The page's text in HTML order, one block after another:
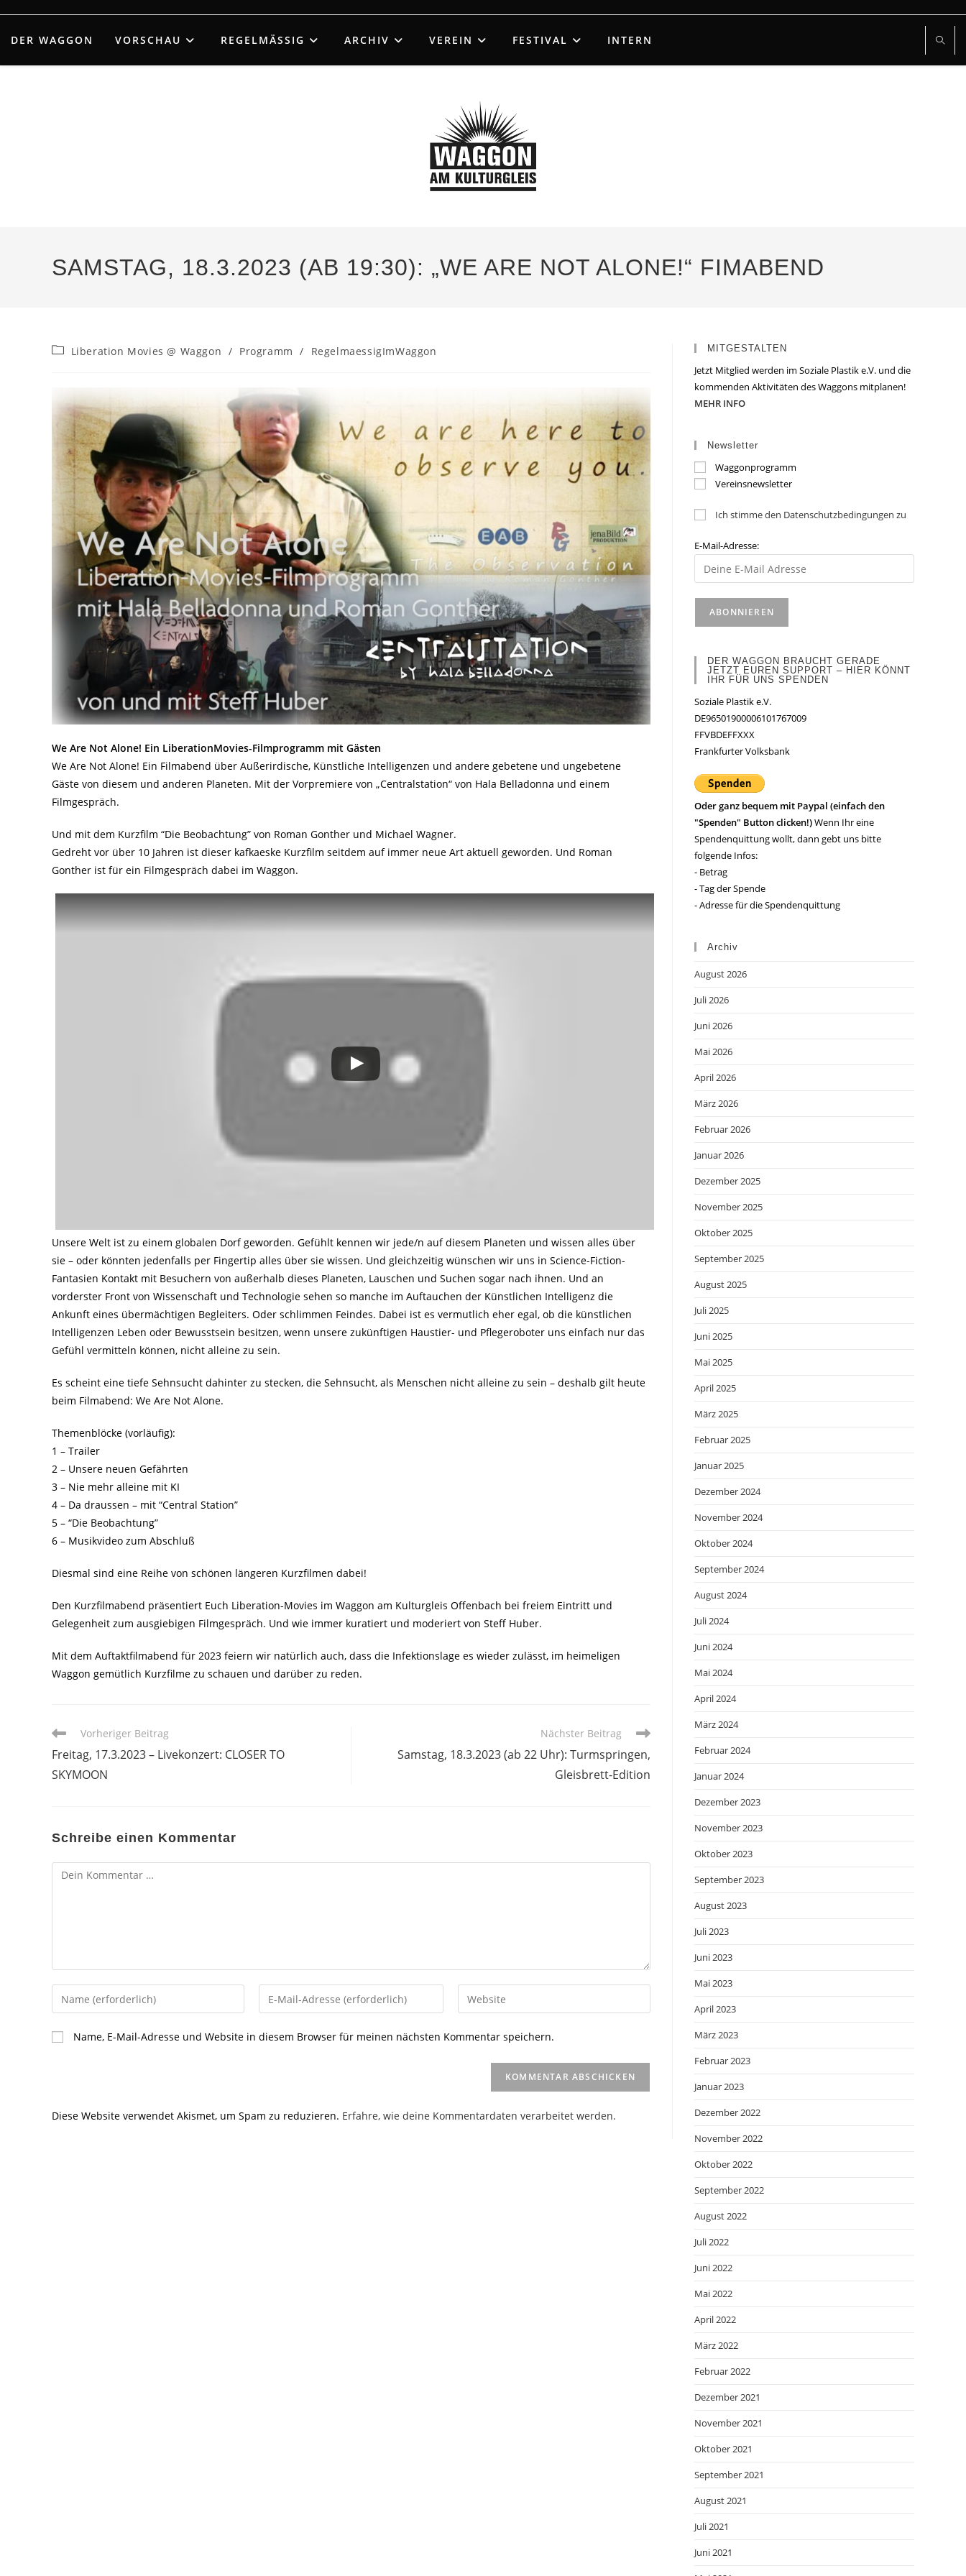
springen
DER WAGGON VORSCHAU REGELMÄSSIG ARCHIV VEREIN FESTIVAL INTERN
SAMSTAG, 18.3.2023 (AB 19:30): „WE ARE NOT ALONE!“ FIMABEND
Beitrags-
Liberation Movies @ Waggon / Programm / RegelmaessigImWaggon
We Are Not Alone! Ein LiberationMovies-Filmprogramm mit Gästen
We Are Not Alone! Ein Filmabend über Außerirdische, Künstliche Intelligenzen und andere gebetene und ungebetene
Gäste von diesem und anderen Planeten. Mit der Vorpremiere von „Centralstation“ von Hala Belladonna und einem
Filmgespräch.
Und mit dem Kurzfilm “Die Beobachtung” von Roman Gonther und Michael Wagner.
Gedreht vor über 10 Jahren ist dieser kafkaeske Kurzfilm seitdem auf immer neue Art aktuell geworden. Und Roman
Gonther ist für ein Filmgespräch dabei im Waggon.
Unsere Welt ist zu einem globalen Dorf geworden. Gefühlt kennen wir jede/n auf diesem Planeten und wissen alles über
sie – oder könnten jedenfalls per Fingertip alles über sie wissen. Und gleichzeitig wünschen wir uns in Science-Fiction-
Fantasien Kontakt mit Besuchern von außerhalb dieses Planeten, Lauschen und Suchen sogar nach ihnen. Und an
vorderster Front von Wissenschaft und Technologie sehen so manche im Auftauchen der Künstlichen Intelligenz die
Ankunft eines übermächtigen Begleiters. Oder schlimmen Feindes. Dabei ist es vermutlich eher egal, ob die künstlichen
Intelligenzen Leben oder Bewusstsein besitzen, wenn unsere zukünftigen Haustier- und Pflegeroboter uns einfach nur das
Gefühl vermitteln können, nicht alleine zu sein.
Es scheint eine tiefe Sehnsucht dahinter zu stecken, die Sehnsucht, als Menschen nicht alleine zu sein – deshalb gilt heute
beim Filmabend: We Are Not Alone.
Themenblöcke (vorläufig):
1 – Trailer
2 – Unsere neuen Gefährten
3 – Nie mehr alleine mit KI
4 – Da draussen – mit “Central Station”
5 – “Die Beobachtung”
6 – Musikvideo zum Abschluß
Diesmal sind eine Reihe von schönen längeren Kurzfilmen dabei!
Den Kurzfilmabend präsentiert Euch Liberation-Movies im Waggon am Kulturgleis Offenbach bei freiem Eintritt und
Gelegenheit zum ausgiebigen Filmgespräch. Und wie immer kuratiert und moderiert von Steff Huber.
Mit dem Auftaktfilmabend für 2023 feiern wir natürlich auch, dass die Infektionslage es wieder zulässt, im heimeligen
Waggon gemütlich Kurzfilme zu schauen und darüber zu reden.
Weitere
ansehen
Vorheriger Beitrag
Freitag, 17.3.2023 – Livekonzert: CLOSER TO
SKYMOON
Nächster Beitrag
Samstag, 18.3.2023 (ab 22 Uhr): Turmspringen,
Gleisbrett-Edition
Schreibe einen Kommentar
Kommentar
Gib
deinen
Namen
oder
ein
Gib
deine
ein
Gib
deine
Name, E-Mail-Adresse und Website in diesem Browser für meinen nächsten Kommentar speichern.
Diese Website verwendet Akismet, um Spam zu reduzieren. Erfahre, wie deine Kommentardaten verarbeitet werden.
MITGESTALTEN
Jetzt Mitglied werden im Soziale Plastik e.V. und die
kommenden Aktivitäten des Waggons mitplanen!
MEHR INFO
Newsletter
Waggonprogramm
Vereinsnewsletter
Ich stimme den Datenschutzbedingungen zu
E-Mail-Adresse:
DER WAGGON BRAUCHT GERADE
JETZT EUREN SUPPORT – HIER KÖNNT
IHR FÜR UNS SPENDEN
Soziale Plastik e.V.
DE96501900006101767009
FFVBDEFFXXX
Frankfurter Volksbank
Oder ganz bequem mit Paypal (einfach den
"Spenden" Button clicken!)Wenn Ihr eine
Spendenquittung wollt, dann gebt uns bitte
folgende Infos:
- Betrag
- Tag der Spende
- Adresse für die Spendenquittung
Archiv
August 2026
Juli 2026
Juni 2026
Mai 2026
April 2026
März 2026
Februar 2026
Januar 2026
Dezember 2025
November 2025
Oktober 2025
September 2025
August 2025
Juli 2025
Juni 2025
Mai 2025
April 2025
März 2025
Februar 2025
Januar 2025
Dezember 2024
November 2024
Oktober 2024
September 2024
August 2024
Juli 2024
Juni 2024
Mai 2024
April 2024
März 2024
Februar 2024
Januar 2024
Dezember 2023
November 2023
Oktober 2023
September 2023
August 2023
Juli 2023
Juni 2023
Mai 2023
April 2023
März 2023
Februar 2023
Januar 2023
Dezember 2022
November 2022
Oktober 2022
September 2022
August 2022
Juli 2022
Juni 2022
Mai 2022
April 2022
März 2022
Februar 2022
Dezember 2021
November 2021
Oktober 2021
September 2021
August 2021
Juli 2021
Juni 2021